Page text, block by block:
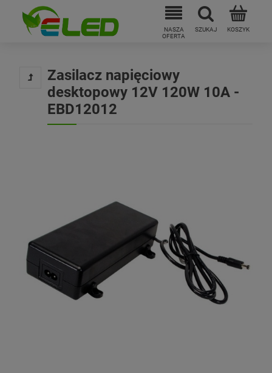
Zasilacz napięciowy
desktopowy 12V 120W 10A -
EBD12012